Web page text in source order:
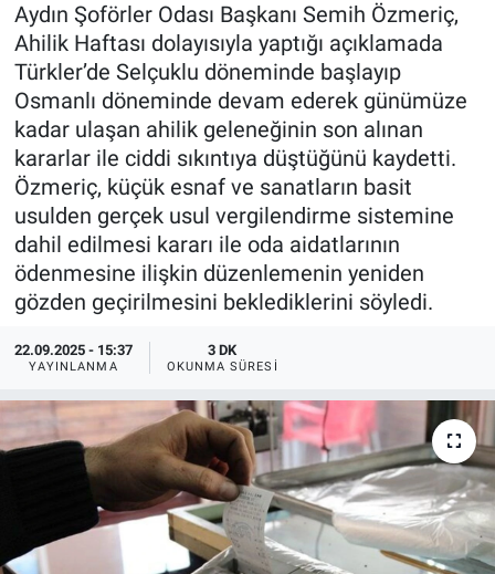
Aydın Şoförler Odası Başkanı Semih Özmeriç,
Ahilik Haftası dolayısıyla yaptığı açıklamada
Türkler’de Selçuklu döneminde başlayıp
Osmanlı döneminde devam ederek günümüze
kadar ulaşan ahilik geleneğinin son alınan
kararlar ile ciddi sıkıntıya düştüğünü kaydetti.
Özmeriç, küçük esnaf ve sanatların basit
usulden gerçek usul vergilendirme sistemine
dahil edilmesi kararı ile oda aidatlarının
ödenmesine ilişkin düzenlemenin yeniden
gözden geçirilmesini beklediklerini söyledi.
22.09.2025 - 15:37
YAYINLANMA
3 DK
OKUNMA SÜRESI